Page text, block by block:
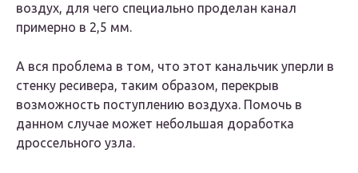
воздух, для чего специально проделан канал
примерно в 2,5 мм.
А вся проблема в том, что этот канальчик уперли в
стенку ресивера, таким образом, перекрыв
возможность поступлению воздуха. Помочь в
данном случае может небольшая доработка
дроссельного узла.